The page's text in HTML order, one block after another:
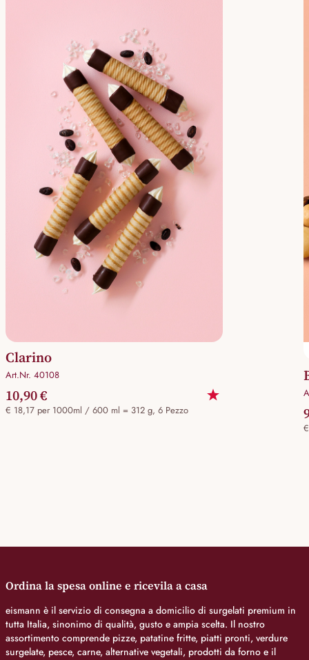
Clarino
Art.Nr. 40108
10,90 €
€ 18,17 per 1000ml / 600 ml = 312 g, 6 Pezzo
Ordina la spesa online e ricevila a casa
eismann è il servizio di consegna a domicilio di surgelati premium in
tutta Italia, sinonimo di qualità, gusto e ampia scelta. Il nostro
assortimento comprende pizze, patatine fritte, piatti pronti, verdure
surgelate, pesce, carne, alternative vegetali, prodotti da forno e il